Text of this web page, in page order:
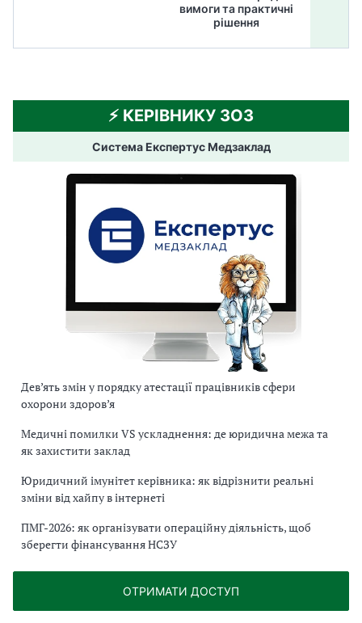
вимоги та практичні
рішення
⚡️ КЕРІВНИКУ ЗОЗ
Система Експертус Медзаклад
Дев’ять змін у порядку атестації працівників сфери
охорони здоров’я
Медичні помилки VS ускладнення: де юридична межа та
як захистити заклад
Юридичний імунітет керівника: як відрізнити реальні
зміни від хайпу в інтернеті
ПМГ-2026: як організувати операційну діяльність, щоб
зберегти фінансування НСЗУ
ОТРИМАТИ ДОСТУП